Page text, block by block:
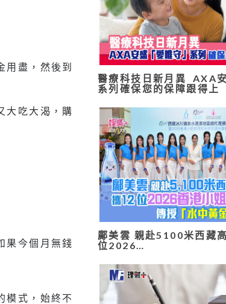
用盡，然後到
大吃大渴，購
果今個月無錢
模式，始終不
醫療科技日新月異 AXA安
系列確保您的保障跟得上
鄺美雲 親赴5100米西藏
位2026…